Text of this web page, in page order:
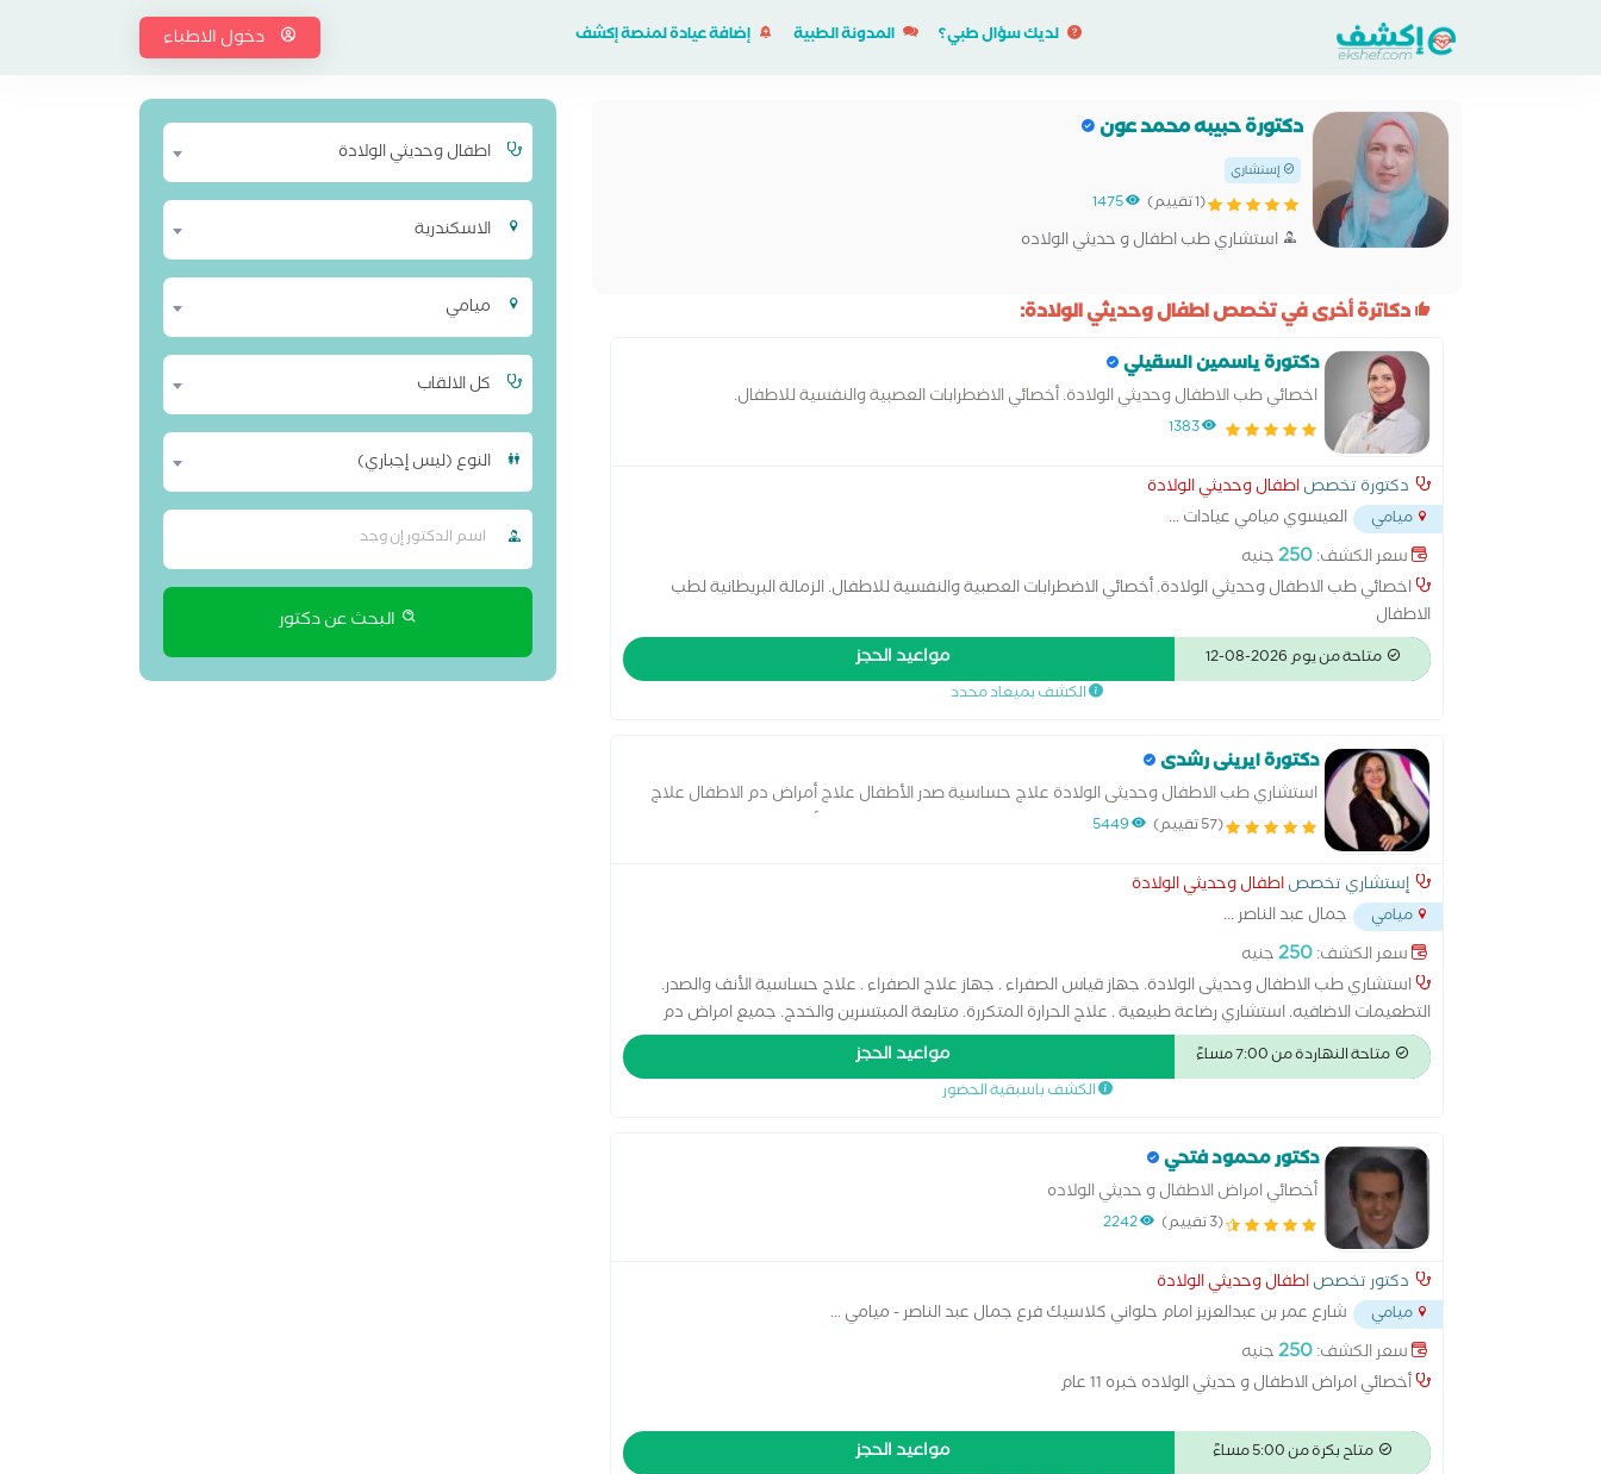
لديك سؤال طبي؟ المدونة الطبية إضافة عيادة لمنصة إكشف دخول الاطباء
دكتورة حبيبه محمد عون
إستشاري
(1 تقييم) 1475
استشاري طب اطفال و حديثي الولاده
دكاترة أخرى في تخصص اطفال وحديثي الولادة:
دكتورة ياسمين السقيلي
اخصائي طب الاطفال وحديثي الولادة. أخصائي الاضطرابات العصبية والنفسية للاطفال.
1383
دكتورة تخصصاطفال وحديثي الولادة
ميامي العيسوي ميامي عيادات...
سعر الكشف:250جنيه
اخصائي طب الاطفال وحديثي الولادة. أخصائي الاضطرابات العصبية والنفسية للاطفال. الزمالة البريطانية لطب
الاطفال
متاحة من يوم 2026-08-12 مواعيد الحجز
الكشف بميعاد محدد
دكتورة ايرينى رشدى
استشاري طب الاطفال وحديثى الولادة علاج حساسية صدر الأطفال علاج أمراض دم الاطفال علاج
ومتابعة الاطفال المبتسرين وناقصى النمو توافر التطعيمات الاساسيه والأضافية
(57 تقييم) 5449
إستشاري تخصصاطفال وحديثي الولادة
ميامي جمال عبد الناصر...
سعر الكشف:250جنيه
استشاري طب الاطفال وحديثى الولادة. جهاز قياس الصفراء . جهاز علاج الصفراء . علاج حساسية الأنف والصدر.
التطعيمات الاضافيه. استشاري رضاعة طبيعية . علاج الحرارة المتكررة. متابعة المبتسرين والخدج. جميع امراض دم
الاطفال
متاحة النهاردة من 7:00 مساءً مواعيد الحجز
الكشف باسبقية الحضور
دكتور محمود فتحي
أخصائي امراض الاطفال و حديثي الولاده
(3 تقييم) 2242
دكتور تخصصاطفال وحديثي الولادة
ميامي شارع عمر بن عبدالعزيز امام حلواني كلاسيك فرع جمال عبد الناصر - ميامي...
سعر الكشف:250جنيه
أخصائي امراض الاطفال و حديثي الولاده خبره 11 عام
متاح بكرة من 5:00 مساءً مواعيد الحجز
اطفال وحديثي الولادة
الاسكندرية
ميامي
كل الالقاب
النوع (ليس إجباري)
البحث عن دكتور